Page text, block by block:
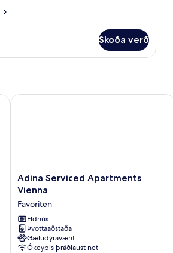
Skoða verð
Adina
Serviced
Vienna
Favoriten
Adina Serviced Apartments
Vienna
Favoriten
Eldhús
Þvottaaðstaða
Gæludýravænt
Ókeypis þráðlaust net
Adina Serviced Apartments Vienna